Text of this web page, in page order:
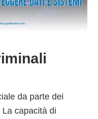
da parte dei
capacità di